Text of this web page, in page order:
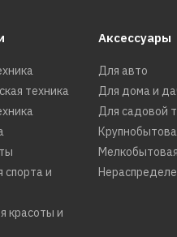
техника
спорта и
красоты и
Аксессуары
Для авто
Для дома и
Для садовой